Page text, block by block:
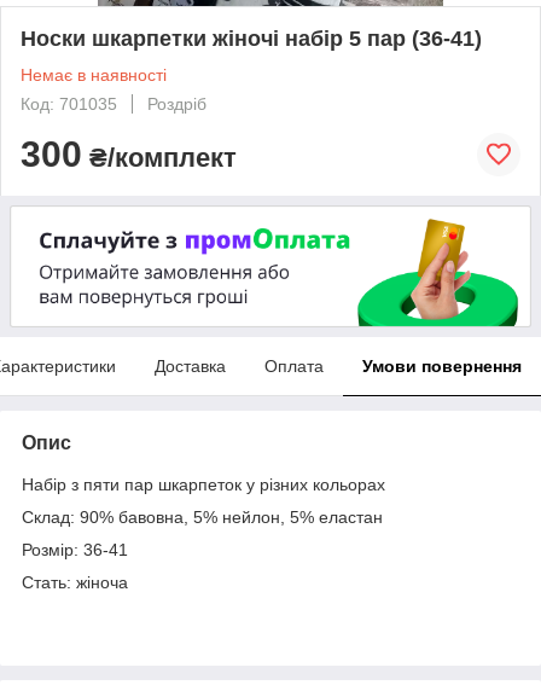
Носки шкарпетки жіночі набір 5 пар (36-41)
Немає в наявності
Код: 701035
Роздріб
300 ₴/комплект
Доставка Оплата Умови повернення
Опис
Набір з пяти пар шкарпеток у різних кольорах
Склад: 90% бавовна, 5% нейлон, 5% еластан
Розмір: 36-41
Стать: жіноча